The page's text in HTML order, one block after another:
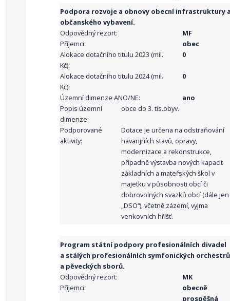
Podpora rozvoje a obnovy obecní infrastruktury
občanského vybavení.
Odpovědný rezort:
MF
Příjemci:
obec
Alokace dotačního titulu 2023 (mil.
Kč):
0
Alokace dotačního titulu 2024 (mil.
Kč):
0
Územní dimenze ANO/NE:
ano
Popis územní
dimenze:
obce do 3. tis.obyv.
Podporované
aktivity:
Dotace je určena na odstraňování
havarijních stavů, opravy,
modernizace a rekonstrukce,
případně výstavba nových kapacit
základních a mateřských škol v
majetku v působnosti obcí či
dobrovolných svazků obcí (dále jen
„DSO“), včetně zázemí, vyjma
venkovních hřišť.
Program státní podpory profesionálních divadel
a stálých profesionálních symfonických orchestrů
a pěveckých sborů.
Odpovědný rezort:
MK
Příjemci:
obecně
prospěšná